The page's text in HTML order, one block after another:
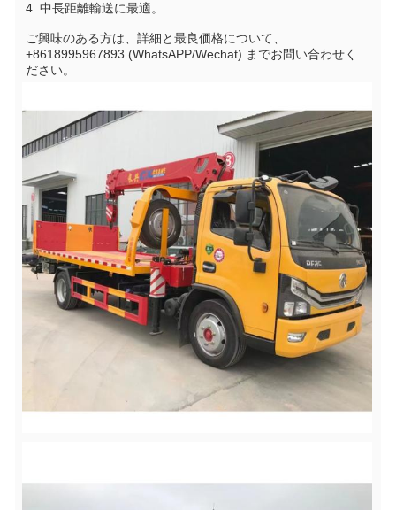
4. 中長距離輸送に最適。
ご興味のある方は、詳細と最良価格について、
+8618995967893 (WhatsAPP/Wechat) までお問い合わせく
ださい。